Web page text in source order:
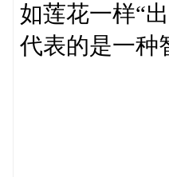
如莲花一样“
代表的是一种